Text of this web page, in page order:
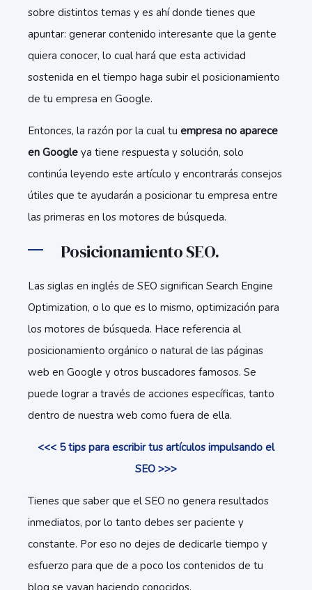
sobre distintos temas y es ahí donde tienes que
apuntar: generar contenido interesante que la gente
quiera conocer, lo cual hará que esta actividad
sostenida en el tiempo haga subir el posicionamiento
de tu empresa en Google.
Entonces, la razón por la cual tu empresa no aparece
en Google ya tiene respuesta y solución, solo
continúa leyendo este artículo y encontrarás consejos
útiles que te ayudarán a posicionar tu empresa entre
las primeras en los motores de búsqueda.
Posicionamiento SEO.
Las siglas en inglés de SEO significan Search Engine
Optimization, o lo que es lo mismo, optimización para
los motores de búsqueda. Hace referencia al
posicionamiento orgánico o natural de las páginas
web en Google y otros buscadores famosos. Se
puede lograr a través de acciones específicas, tanto
dentro de nuestra web como fuera de ella.
<<< 5 tips para escribir tus artículos impulsando el
SEO >>>
Tienes que saber que el SEO no genera resultados
inmediatos, por lo tanto debes ser paciente y
constante. Por eso no dejes de dedicarle tiempo y
esfuerzo para que de a poco los contenidos de tu
blog se vayan haciendo conocidos.